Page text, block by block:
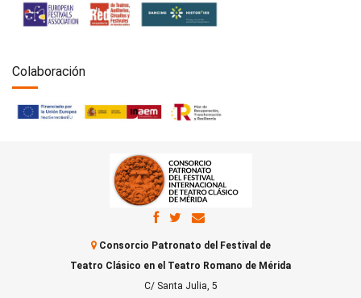
Colaboración
Consorcio Patronato del Festival de
Teatro Clásico en el Teatro Romano de Mérida
C/ Santa Julia, 5